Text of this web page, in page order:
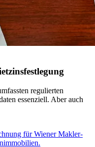
regulierten
essenziell. Aber auch